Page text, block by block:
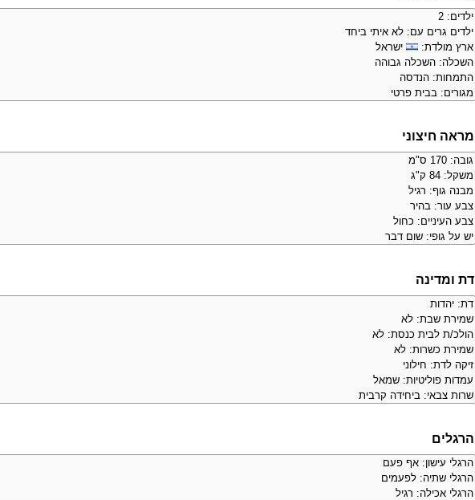
ילדים: 2
ילדים גרים עם: לא איתי ביחד
ארץ מולדת:
ישראל
השכלה: השכלה גבוהה
התמחות: הנדסה
מגורים: בבית פרטי
מראה חיצוני
גובה: 170 ס"מ
משקל: 84 ק"ג
מבנה גוף: רגיל
צבע עור: בהיר
צבע העיניים: כחול
יש על גופי: שום דבר
דת ומדינה
דת: יהדות
שמירת שבת: לא
הולכ/ת לבית כנסת: לא
שמירת כשרות: לא
זיקה לדת: חילוני
עמדות פוליטיות: שמאל
שרות צבאי: ביחידה קרבית
הרגלים
הרגלי עישון: אף פעם
הרגלי שתיה: לפעמים
הרגלי אכילה: רגיל